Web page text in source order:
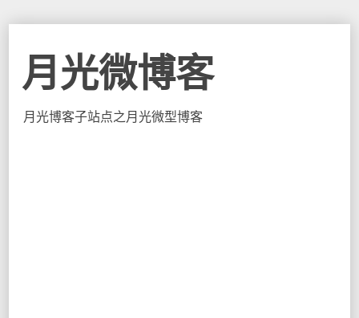
月光微博客
月光博客子站点之月光微型博客